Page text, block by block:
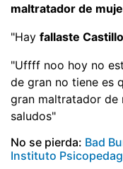
maltratador de
"Hay fallaste Castillo
"Uffff noo hoy no
de gran no tiene es
gran maltratador de
saludos"
No se pierda: Bad
Instituto